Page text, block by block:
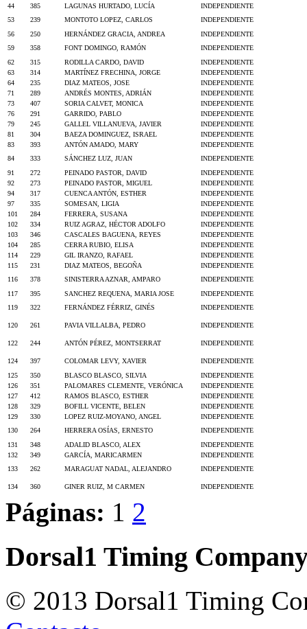
44
385 LAGUNAS HURTADO, LUCÍA
INDEPENDIENTE
53
239 MONTOTO LOPEZ, CARLOS
INDEPENDIENTE
56
250 HERNÁNDEZ GRACIA, ANDREA
INDEPENDIENTE
59
358 FONT DOMINGO, RAMÓN
INDEPENDIENTE
62
315 RODILLA CARDO, DAVID
INDEPENDIENTE
63
314 MARTÍNEZ FRECHINA, JORGE
INDEPENDIENTE
64
235 DIAZ MATEOS, JOSE
INDEPENDIENTE
71
289 ANDRÉS MONTES, ADRIÁN
INDEPENDIENTE
73
407 SORIA CALVET, MONICA
INDEPENDIENTE
76
291 GARRIDO, PABLO
INDEPENDIENTE
79
245 GALLEL VILLANUEVA, JAVIER
INDEPENDIENTE
81
304 BAEZA DOMINGUEZ, ISRAEL
INDEPENDIENTE
83
393 ANTÓN AMADO, MARY
INDEPENDIENTE
84
333 SÁNCHEZ LUZ, JUAN
INDEPENDIENTE
91
272 PEINADO PASTOR, DAVID
INDEPENDIENTE
92
273 PEINADO PASTOR, MIGUEL
INDEPENDIENTE
94
317 CUENCA ANTÓN, ESTHER
INDEPENDIENTE
97
335 SOMESAN, LIGIA
INDEPENDIENTE
101
284 FERRERA, SUSANA
INDEPENDIENTE
102
334 RUIZ AGRAZ, HÉCTOR ADOLFO
INDEPENDIENTE
103
346 CASCALES BAGUENA, REYES
INDEPENDIENTE
104
285 CERRA RUBIO, ELISA
INDEPENDIENTE
114
229 GIL IRANZO, RAFAEL
INDEPENDIENTE
115
231 DIAZ MATEOS, BEGOÑA
INDEPENDIENTE
116
378 SINISTERRA AZNAR, AMPARO
INDEPENDIENTE
117
395 SANCHEZ REQUENA, MARIA JOSE
INDEPENDIENTE
119
322 FERNÁNDEZ FÉRRIZ, GINÉS INDEPENDIENTE
120 261 PAVIA VILLALBA, PEDRO INDEPENDIENTE
122 244 ANTÓN PÉREZ, MONTSERRAT INDEPENDIENTE
124 397 COLOMAR LEVY, XAVIER
INDEPENDIENTE
125
350 BLASCO BLASCO, SILVIA
INDEPENDIENTE
126
351 PALOMARES CLEMENTE, VERÓNICA
INDEPENDIENTE
127
412 RAMOS BLASCO, ESTHER
INDEPENDIENTE
128
329 BOFILL VICENTE, BELEN
INDEPENDIENTE
129
330 LOPEZ RUIZ-MOYANO, ANGEL
INDEPENDIENTE
130
264 HERRERA OSÍAS, ERNESTO
INDEPENDIENTE
131
348 ADALID BLASCO, ALEX
INDEPENDIENTE
132
349 GARCÍA, MARICARMEN
INDEPENDIENTE
133
262 MARAGUAT NADAL, ALEJANDRO INDEPENDIENTE
134 360 GINER RUIZ, M CARMEN INDEPENDIENTE
Páginas: 1 2
Dorsal1 Timing
© 2013 Dorsal1 Timing